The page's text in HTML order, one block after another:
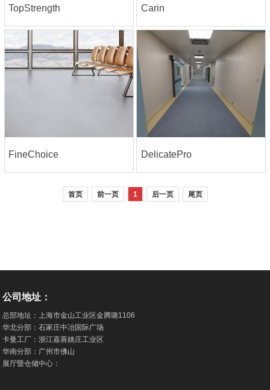
TopStrength Carin
FineChoice DelicatePro
首页 前一页 1 后一页 尾页
公司地址：
总部地址：上海市金山工业区金腾璐1106
华北分部：石家庄中冶国际广场
卡曼工厂：浙江嘉善姚庄工业区
华南分部：广州市佛山
展厅暨仓储中心：